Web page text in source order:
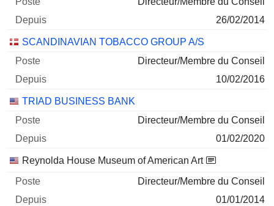
26/02/2014
SCANDINAVIAN TOBACCO GROUP A/S
Directeur/Membre du Conseil
10/02/2016
TRIAD BUSINESS BANK
Directeur/Membre du Conseil
01/02/2020
Reynolda House Museum of American Art
Directeur/Membre du Conseil
01/01/2014